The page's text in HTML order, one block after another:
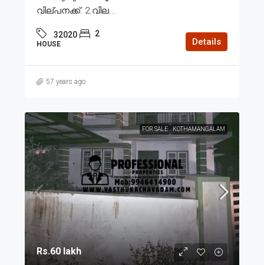
വില്പനക്ക്. 2.വില...
32020 2
HOUSE Details
57 years ago
FOR SALE KOTHAMANGALAM
Rs.60 lakh